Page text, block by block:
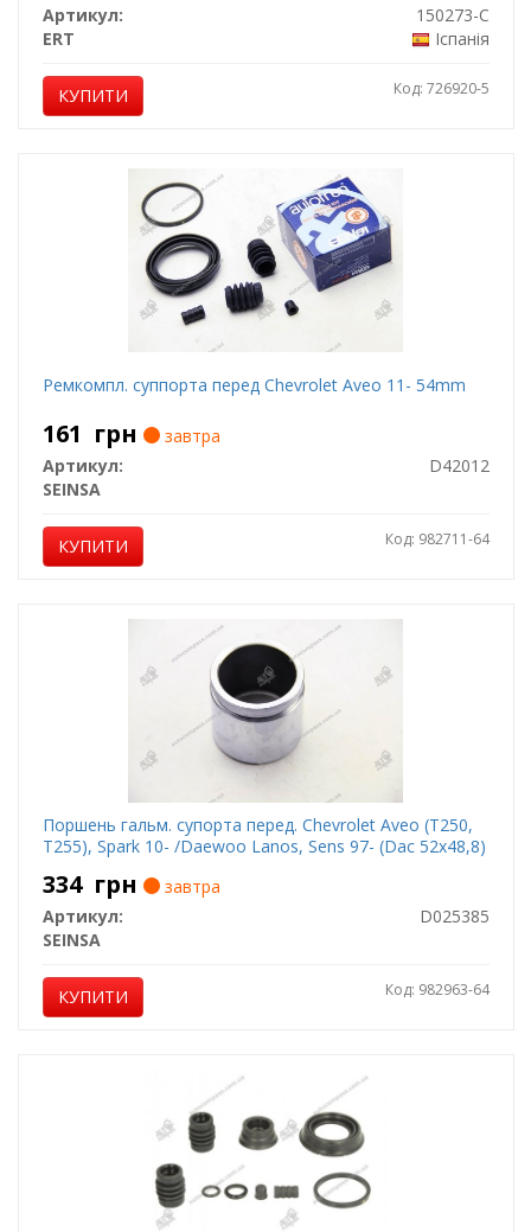
Артикул:
150273-C
ERT
Іспанія
КУПИТИ Код: 726920-5
Ремкомпл. суппорта перед Chevrolet Aveo 11- 54mm
161 грн
завтра
Артикул:
D42012
SEINSA
КУПИТИ Код: 982711-64
Поршень гальм. супорта перед. Chevrolet Aveo (T250,
T255), Spark 10- /Daewoo Lanos, Sens 97- (Dac 52x48,8)
334 грн
завтра
Артикул:
D025385
SEINSA
КУПИТИ Код: 982963-64